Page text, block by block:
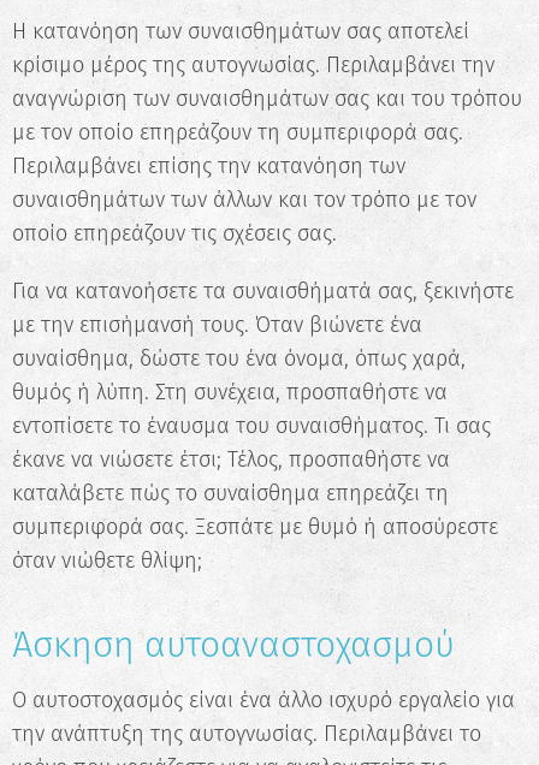
Η κατανόηση των συναισθημάτων σας αποτελεί
κρίσιμο μέρος της αυτογνωσίας. Περιλαμβάνει την
αναγνώριση των συναισθημάτων σας και του τρόπου
με τον οποίο επηρεάζουν τη συμπεριφορά σας.
Περιλαμβάνει επίσης την κατανόηση των
συναισθημάτων των άλλων και τον τρόπο με τον
οποίο επηρεάζουν τις σχέσεις σας.
Για να κατανοήσετε τα συναισθήματά σας, ξεκινήστε
με την επισήμανσή τους. Όταν βιώνετε ένα
συναίσθημα, δώστε του ένα όνομα, όπως χαρά,
θυμός ή λύπη. Στη συνέχεια, προσπαθήστε να
εντοπίσετε το έναυσμα του συναισθήματος. Τι σας
έκανε να νιώσετε έτσι; Τέλος, προσπαθήστε να
καταλάβετε πώς το συναίσθημα επηρεάζει τη
συμπεριφορά σας. Ξεσπάτε με θυμό ή αποσύρεστε
όταν νιώθετε θλίψη;
Άσκηση αυτοαναστοχασμού
Ο αυτοστοχασμός είναι ένα άλλο ισχυρό εργαλείο για
την ανάπτυξη της αυτογνωσίας. Περιλαμβάνει το